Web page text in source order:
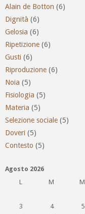
Alain de Botton (6)
Dignità (6)
Gelosia (6)
Ripetizione (6)
Gusti (6)
Riproduzione (6)
Noia (5)
Fisiologia (5)
Materia (5)
Selezione sociale (5)
Doveri (5)
Contesto (5)
Agosto 2026
L
M M
3
4 5